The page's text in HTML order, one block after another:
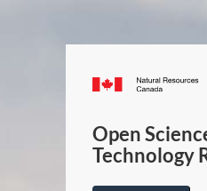
Open
Technology